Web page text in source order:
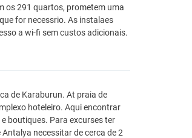
os 291 quartos, prometem uma
for necessrio. As instalaes
a wi-fi sem custos adicionais.
de Karaburun. At praia de
hoteleiro. Aqui encontrar
boutiques. Para excurses ter
necessitar de cerca de 2